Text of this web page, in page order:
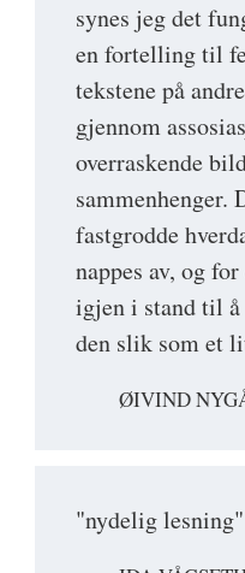
synes jeg det
en fortelling til
tekstene på
gjennom
overraskende
sammenhenger.
fastgrodde
nappes av, og
igjen i stand til å
den slik som et
ØIVIND
"nydelig lesning"